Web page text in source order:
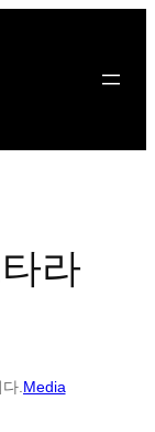
라
.Media